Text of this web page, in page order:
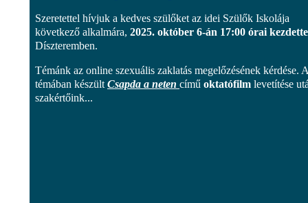
Szeretettel hívjuk a kedves szülőket az idei Szülők Iskolája
következő alkalmára, 2025. október 6-án 17:00 órai
Díszteremben.
Témánk az online szexuális zaklatás megelőzésének kérdése. A
témában készült Csapda a neten című oktatófilm levetítése
szakértőink...